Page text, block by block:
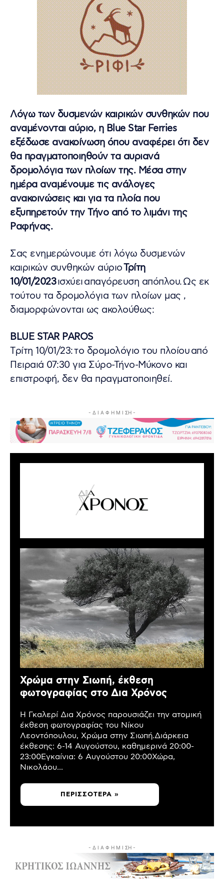
Λόγω των δυσμενών καιρικών συνθηκών που
αναμένονται αύριο, η Blue Star Ferries
εξέδωσε ανακοίνωση όπου αναφέρει ότι δεν
θα πραγματοποιηθούν τα αυριανά
δρομολόγια των πλοίων της. Μέσα στην
ημέρα αναμένουμε τις ανάλογες
ανακοινώσεις και για τα πλοία που
εξυπηρετούν την Τήνο από το λιμάνι της
Ραφήνας.
Σας ενημερώνουμε ότι λόγω δυσμενών
καιρικών συνθηκών αύριοΤρίτη
10/01/2023ισχύειαπαγόρευση απόπλου. Ως εκ
τούτου τα δρομολόγια των πλοίων μας ,
διαμορφώνονται ως ακολούθως:
BLUE STAR PAROS
Tρίτη 10/01/23: το δρομολόγιο του πλοίου από
Πειραιά 07:30 για Σύρο-Τήνο-Μύκονο και
επιστροφή, δεν θα πραγματοποιηθεί.
- Δ Ι Α Φ Η Μ Ι ΣΗ -
Χρώμα στην Σιωπή, έκθεση
φωτογραφίας στο Δια Χρόνος
Η Γκαλερί Δια Χρόνος παρουσιάζει την ατομική
έκθεση φωτογραφίας του Νίκου
Λεοντόπουλου, Χρώμα στην Σιωπή.Διάρκεια
έκθεσης: 6-14 Αυγούστου, καθημερινά 20:00-
23:00Εγκαίνια: 6 Αυγούστου 20:00Χώρα,
Νικολάου...
ΠΕΡΙΣΣΌΤΕΡΑ »
- Δ Ι Α Φ Η Μ Ι ΣΗ -